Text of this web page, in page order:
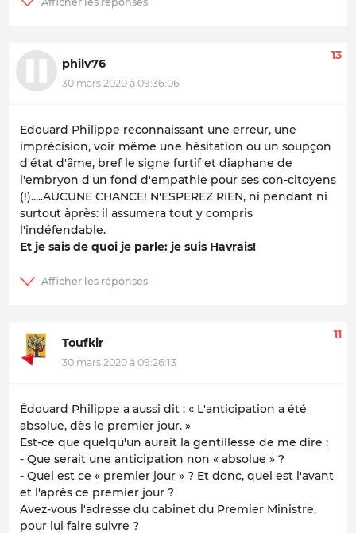
philv76
30 mars 2020 à 09:36:06
13
Edouard Philippe reconnaissant une erreur, une
imprécision, voir même une hésitation ou un soupçon
d'état d'âme, bref le signe furtif et diaphane de
l'embryon d'un fond d'empathie pour ses con-citoyens
(!).....AUCUNE CHANCE! N'ESPEREZ RIEN, ni pendant ni
surtout àprès: il assumera tout y compris
l'indéfendable.
Et je sais de quoi je parle: je suis Havrais!
Toufkir
30 mars 2020 à 09:26:13
11
Édouard Philippe a aussi dit : « L'anticipation a été
absolue, dès le premier jour. »
Est-ce que quelqu'un aurait la gentillesse de me dire :
- Que serait une anticipation non « absolue » ?
- Quel est ce « premier jour » ? Et donc, quel est l'avant
et l'après ce premier jour ?
Avez-vous l'adresse du cabinet du Premier Ministre,
pour lui faire suivre ?